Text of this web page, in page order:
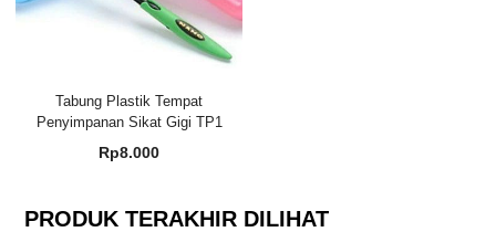
Tabung Plastik Tempat
Penyimpanan Sikat Gigi TP1
Rp8.000
PRODUK TERAKHIR DILIHAT